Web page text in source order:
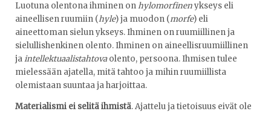
Luotuna olentona ihminen onhylomorfinenykseys eli
aineellisen ruumiin (hyle) ja muodon (morfe) eli
aineettoman sielun ykseys. Ihminen on ruumiillinen ja
sielullishenkinen olento. Ihminen on aineellisruumiillinen
jaintellektuaalistahtovaolento, persoona. Ihmisen tulee
mielessään ajatella, mitä tahtoo ja mihin ruumiillista
olemistaan suuntaa ja harjoittaa.
Materialismi ei selitä ihmistä. Ajattelu ja tietoisuus eivät ole